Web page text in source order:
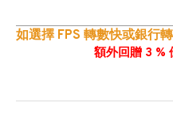
如選擇 FPS 轉數快或銀行
額外回贈 3 %